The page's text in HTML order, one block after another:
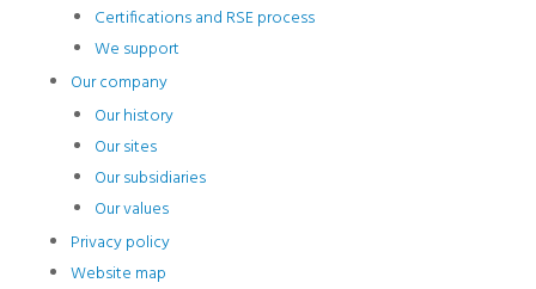
Certifications and RSE process
We support
Our company
Our history
Our sites
Our subsidiaries
Our values
Privacy policy
Website map